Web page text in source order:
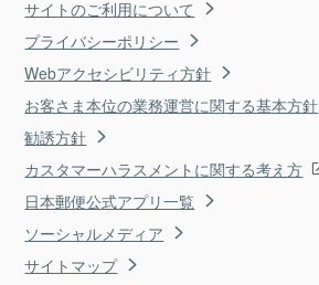
サイトのご利用について
プライバシーポリシー
Webアクセシビリティ方針
お客さま本位の業務運営に関する基本方針
勧誘方針
カスタマーハラスメントに関する考え方
日本郵便公式アプリ一覧
ソーシャルメディア
サイトマップ